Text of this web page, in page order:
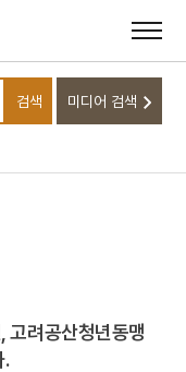
력하세요
검색 미디어 검색
고려공산청년동맹
.